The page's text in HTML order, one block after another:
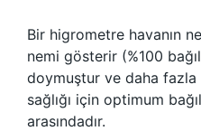
Bir higrometre havanın
nemi gösterir (%100
doymuştur ve daha fazla
sağlığı için optimum
arasındadır.